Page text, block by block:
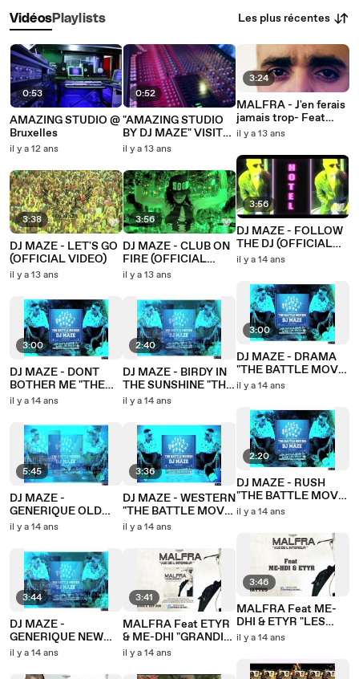
VidéosPlaylists Les plus récentes
0:53
AMAZING STUDIO @
Bruxelles
il y a 12 ans
3:38
DJ MAZE - LET'S GO
(OFFICIAL VIDEO)
il y a 13 ans
3:00
DJ MAZE - DONT
BOTHER ME "THE
BATTLE MOVIE 2"
il y a 14 ans
5:45
DJ MAZE -
GENERIQUE OLD
SCHOOL "THE
(Breakbeat)
il y a 14 ans
3:44
DJ MAZE -
GENERIQUE NEW
SCHOOL "THE
(Breakbeat)
il y a 14 ans
0:52
"AMAZING STUDIO
BY DJ MAZE" VISITE
GUIDEE 360
il y a 13 ans
3:56
DJ MAZE - CLUB ON
FIRE (OFFICIAL
VIDEO)
il y a 13 ans
2:40
DJ MAZE - BIRDY IN
THE SUNSHINE "THE
BATTLE MOVIE 2"
il y a 14 ans
3:36
DJ MAZE - WESTERN
"THE BATTLE MOVIE
2" (Breakbeat)
il y a 14 ans
3:41
MALFRA Feat ETYR
& ME-DHI "GRANDIR
C'EST DUR" -
VUE DE L'INTERIEUR
il y a 14 ans
3:24
MALFRA - J'en ferais
jamais trop- Feat
Beverly
il y a 13 ans
3:56
DJ MAZE - FOLLOW
THE DJ (OFFICIAL
VIDEO)
il y a 14 ans
3:00
DJ MAZE - DRAMA
"THE BATTLE MOVIE
2" (Breakbeat)
il y a 14 ans
2:20
DJ MAZE - RUSH
"THE BATTLE MOVIE
2" (Breakbeat)
il y a 14 ans
3:46
MALFRA Feat ME-
DHI & ETYR "LES
MIENS SONT
EXTRAIT ALBUM
VUE DE L'INTERIEUR
il y a 14 ans